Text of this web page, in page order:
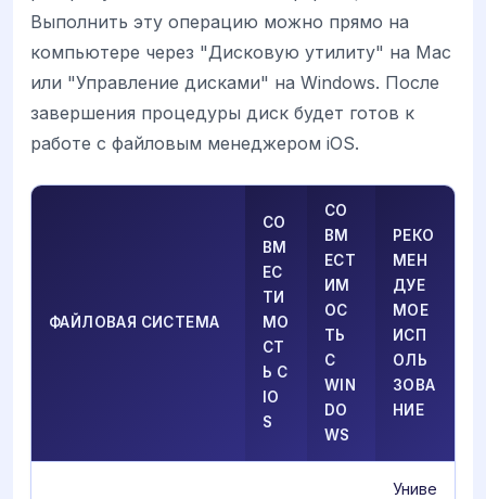
Выполнить эту операцию можно прямо на
компьютере через "Дисковую утилиту" на Mac
или "Управление дисками" на Windows. После
завершения процедуры диск будет готов к
работе с файловым менеджером iOS.
ФАЙЛОВАЯ СИСТЕМА
СО
ВМ
ЕС
ТИ
МО
СТ
Ь С
IO
S
СО
ВМ
ЕСТ
ИМ
ОС
ТЬ
С
WIN
DO
WS
РЕКО
МЕН
ДУЕ
МОЕ
ИСП
ОЛЬ
ЗОВА
НИЕ
Униве